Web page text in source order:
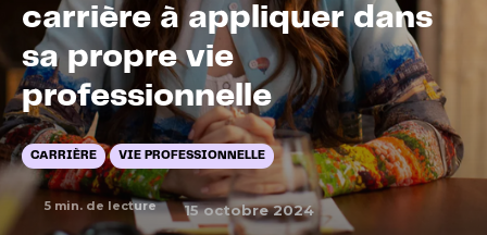
carrière à appliquer dans
sa propre vie
professionnelle
CARRIÈRE VIE PROFESSIONNELLE
5 min. de lecture 15 octobre 2024